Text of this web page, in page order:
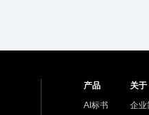
产品
AI标书
关于
企业